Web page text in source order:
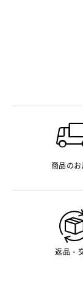
商品の
返品・